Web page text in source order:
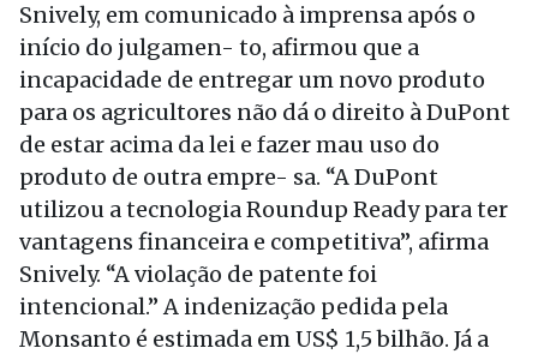
Snively, em comunicado à imprensa após o
início do julgamen- to, afirmou que a
incapacidade de entregar um novo produto
para os agricultores não dá o direito à DuPont
de estar acima da lei e fazer mau uso do
produto de outra empre- sa. “A DuPont
utilizou a tecnologia Roundup Ready para ter
vantagens financeira e competitiva”, afirma
Snively. “A violação de patente foi
intencional.” A indenização pedida pela
Monsanto é estimada em US$ 1,5 bilhão. Já a